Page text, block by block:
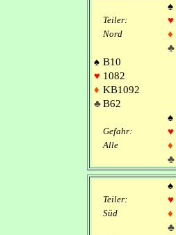
♠
Teiler: ♥
Nord ♦
♣
♠ B10
♥ 1082
♦ KB1092
♣B62
♠
Gefahr: ♥
Alle
♦
♣
♠
Teiler: ♥
Süd ♦
♣